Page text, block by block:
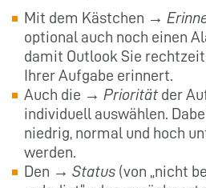
Mit dem Kästchen →
optional auch noch einen
damit Outlook Sie
Ihrer Aufgabe erinnert.
Auch die → Priorität der
individuell auswählen.
niedrig, normal und hoch
werden.
Den → Status (von „nicht